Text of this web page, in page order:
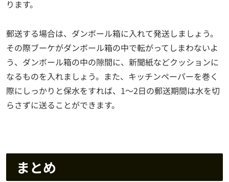
ります。
郵送する場合は、ダンボール箱に入れて発送しましょう。
その際ブーケがダンボール箱の中で転がってしまわないよ
う、ダンボール箱の中の隙間に、新聞紙などクッションに
なるものを入れましょう。また、キッチンペーパーを巻く
際にしっかりと保水をすれば、1〜2日の郵送期間は水を切
らさずに送ることができます。
まとめ